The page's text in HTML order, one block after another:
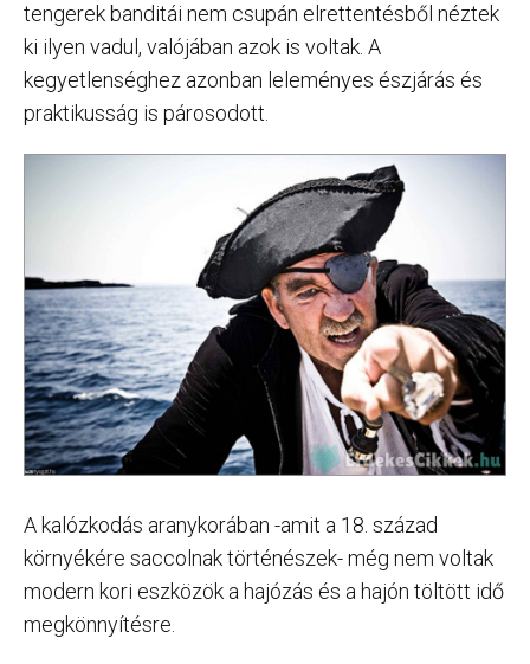
tengerek banditái nem csupán elrettentésből néztek
ki ilyen vadul, valójában azok is voltak. A
kegyetlenséghez azonban leleményes észjárás és
praktikusság is párosodott.
A kalózkodás aranykorában -amit a 18. század
környékére saccolnak történészek- még nem voltak
modern kori eszközök a hajózás és a hajón töltött idő
megkönnyítésre.